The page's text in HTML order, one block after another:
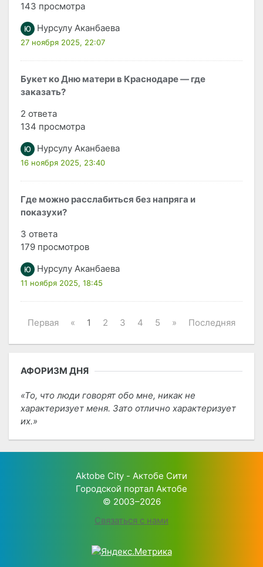
143 просмотра
Нурсулу Аканбаева
27 ноября 2025, 22:07
Букет ко Дню матери в Краснодаре — где
заказать?
2 ответа
134 просмотра
Нурсулу Аканбаева
16 ноября 2025, 23:40
Где можно расслабиться без напряга и
показухи?
3 ответа
179 просмотров
Нурсулу Аканбаева
11 ноября 2025, 18:45
Первая « 1 2 3 4 5 » Последняя
АФОРИЗМ ДНЯ
То, что люди говорят обо мне, никак не
характеризует меня. Зато отлично характеризует
их.
Aktobe City - Актобе Сити
Городской портал Актобе
© 2003–2026
Связаться с нами